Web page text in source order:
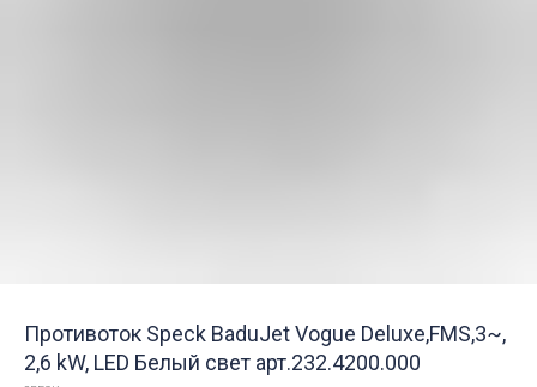
Противоток Speck BaduJet Vogue Deluxe,FMS,3~,
2,6 kW, LED Белый свет арт.232.4200.000